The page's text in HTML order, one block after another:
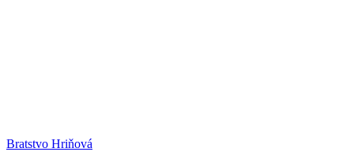
Bratstvo Hriňová